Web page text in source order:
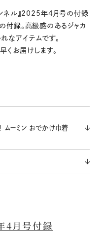
M
ネル』2025年4月号の付録
の付録。高級感のあるジャカ
なアイテムです。
くお届けします。
ムーミン おでかけ巾着
4月号付録